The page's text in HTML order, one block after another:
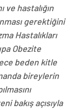
ve hastalığın
gerektiğini
Hastalıkları
Obezite
beden kitle
bireylerin
bakış açısıyla